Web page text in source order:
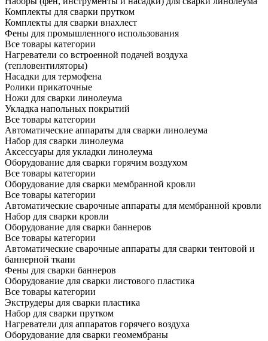
Комплекты для сварки прутком
Комплекты для сварки внахлест
Фены для промышленного использования
Все товары категории
Нагреватели со встроенной подачей воздуха
(тепловентиляторы)
Насадки для термофена
Ролики прикаточные
Ножи для сварки линолеума
Укладка напольных покрытий
Все товары категории
Автоматические аппараты для сварки линолеума
Набор для сварки линолеума
Аксессуары для укладки линолеума
Оборудование для сварки горячим воздухом
Все товары категории
Оборудование для сварки мембранной кровли
Все товары категории
Автоматические сварочные аппараты для мембранной кровли
Набор для сварки кровли
Оборудование для сварки баннеров
Все товары категории
Автоматические сварочные аппараты для сварки тентовой и
баннерной ткани
Фены для сварки баннеров
Оборудование для сварки листового пластика
Все товары категории
Экструдеры для сварки пластика
Набор для сварки прутком
Нагреватели для аппаратов горячего воздуха
Оборудование для сварки геомембраны